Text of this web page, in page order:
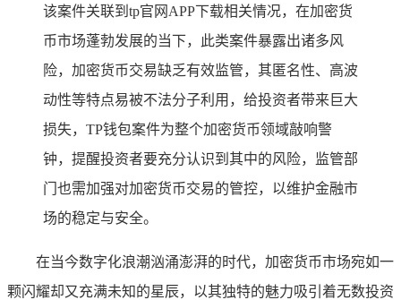
该案件关联到tp官网APP下载相关情况，在加密货
币市场蓬勃发展的当下，此类案件暴露出诸多风
险，加密货币交易缺乏有效监管，其匿名性、高波
动性等特点易被不法分子利用，给投资者带来巨大
损失，TP钱包案件为整个加密货币领域敲响警
钟，提醒投资者要充分认识到其中的风险，监管部
门也需加强对加密货币交易的管控，以维护金融市
场的稳定与安全。
在当今数字化浪潮汹涌澎湃的时代，加密货币市场宛如一
颗闪耀却又充满未知的星辰，以其独特的魅力吸引着无数投资